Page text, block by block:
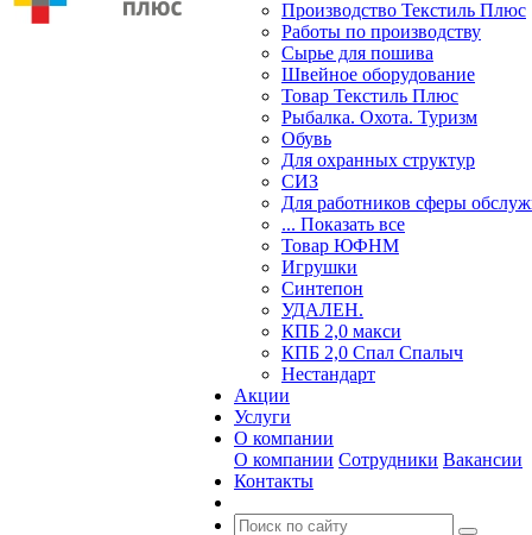
Производство Текстиль Плюс
Работы по производству
Сырье для пошива
Швейное оборудование
Товар Текстиль Плюс
Рыбалка. Охота. Туризм
Обувь
Для охранных структур
СИЗ
Для работников сферы
... Показать все
Товар ЮФНМ
Игрушки
Синтепон
УДАЛЕН.
КПБ 2,0 макси
КПБ 2,0 Спал Спалыч
Нестандарт
Акции
Услуги
О компании
О компании Сотрудники Вакансии
Контакты